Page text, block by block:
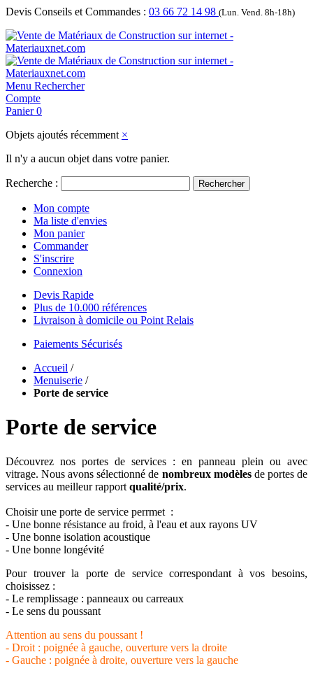
Devis Conseils et Commandes : 03 66 72 14 98 (Lun. Vend. 8h-18h)
Menu Rechercher
Compte
Panier 0
Objets ajoutés récemment ×
Il n'y a aucun objet dans votre panier.
Recherche : Rechercher
Mon compte
Ma liste d'envies
Mon panier
Commander
S'inscrire
Connexion
Devis Rapide
Plus de 10.000 références
Livraison à domicile ou Point Relais
Paiements Sécurisés
Accueil /
Menuiserie /
Porte de service
Porte de service
Découvrez nos portes de services : en panneau plein ou avec
vitrage. Nous avons sélectionné de nombreux modèlesde portes de
services au meilleur rapport qualité/prix.
Choisir une porte de service perrmet :
- Une bonne résistance au froid, à l'eau et aux rayons UV
- Une bonne isolation acoustique
- Une bonne longévité
Pour trouver la porte de service correspondant à vos besoins,
choisissez :
- Le remplissage : panneaux ou carreaux
- Le sens du poussant
Attention au sens du poussant !
- Droit : poignée à gauche, ouverture vers la droite
- Gauche : poignée à droite, ouverture vers la gauche